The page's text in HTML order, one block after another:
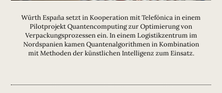
Würth España setzt in Kooperation mit Telefónica in einem
Pilotprojekt Quantencomputing zur Optimierung von
Verpackungsprozessen ein. In einem Logistikzentrum im
Nordspanien kamen Quantenalgorithmen in Kombination
mit Methoden der künstlichen Intelligenz zum Einsatz.